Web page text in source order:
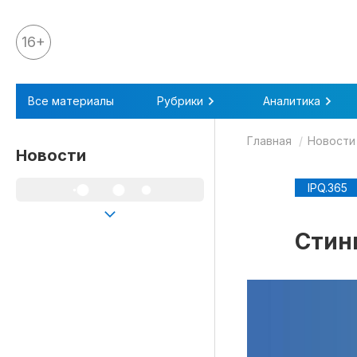
Все материалы
Аналитика
Аналитика
16+
Все материалы Рубрики Аналитика
Новости
Главная Новости
IPQ.365